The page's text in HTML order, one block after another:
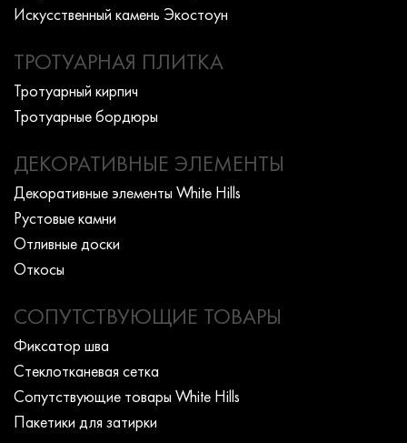
Искусcтвенный камень Экостоун
ТРОТУАРНАЯ ПЛИТКА
Тротуарный кирпич
Тротуарные бордюры
ДЕКОРАТИВНЫЕ ЭЛЕМЕНТЫ
Декоративные элементы White Hills
Рустовые камни
Отливные доски
Откосы
СОПУТСТВУЮЩИЕ ТОВАРЫ
Фиксатор шва
Стеклотканевая сетка
Сопутствующие товары White Hills
Пакетики для затирки